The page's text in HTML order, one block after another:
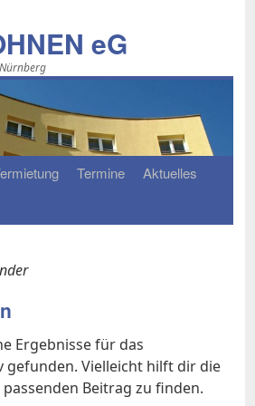
eG
Ter­mi­ne
Ak­tu­el­les
Ergebnisse für das
gefunden. Vielleicht hilft dir die
Beitrag zu finden.